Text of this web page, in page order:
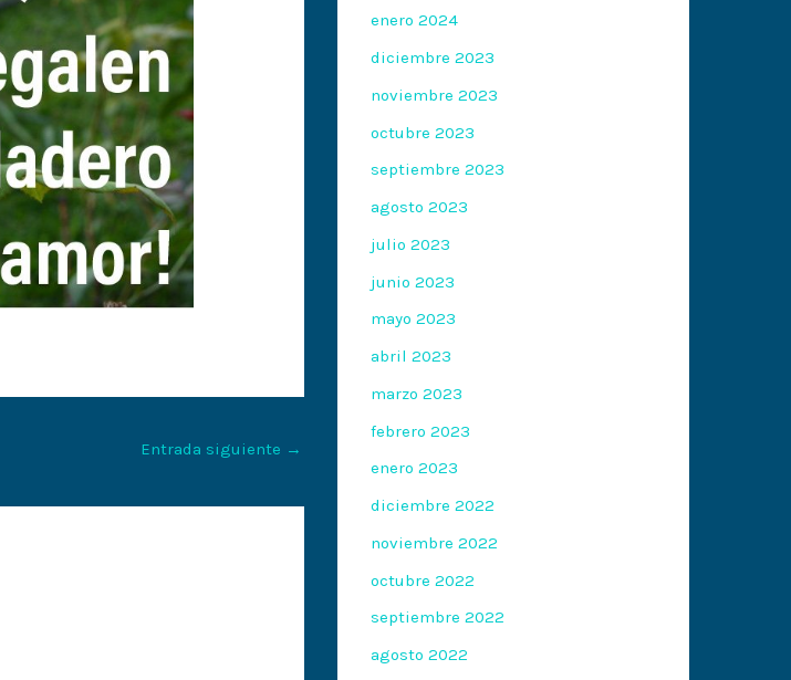
Entrada siguiente →
enero 2024
diciembre 2023
noviembre 2023
octubre 2023
septiembre 2023
agosto 2023
julio 2023
junio 2023
mayo 2023
abril 2023
marzo 2023
febrero 2023
enero 2023
diciembre 2022
noviembre 2022
octubre 2022
septiembre 2022
agosto 2022